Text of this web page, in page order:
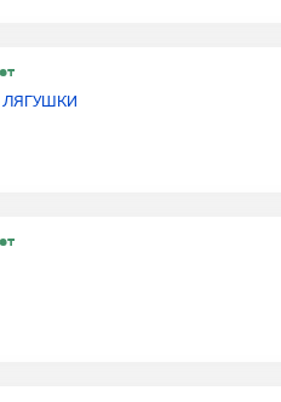
ЛЯГУШКИ